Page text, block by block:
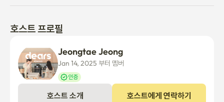
호스트 프로필
Jeongtae Jeong
Jan 14, 2025 부터 멤버
인증
호스트 소개 호스트에게 연락하기